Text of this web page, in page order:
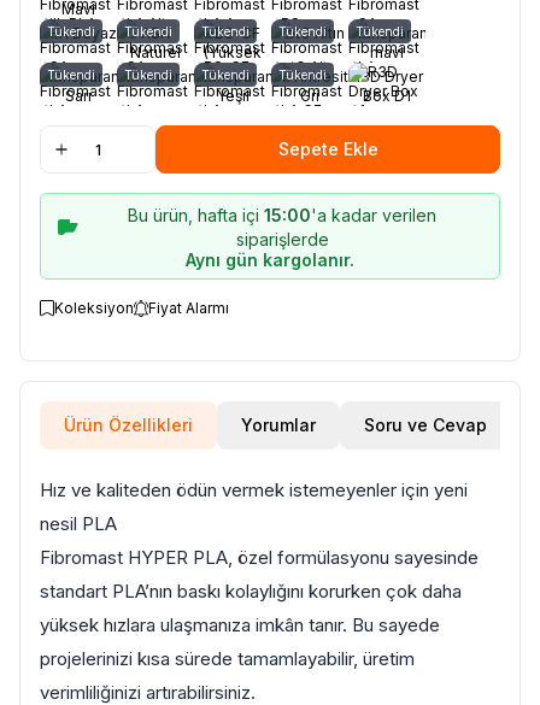
Mavi
Tükendi
ASA Beyaz Tükendi
ASA
Naturel
Tükendi
ABS-CF
(Yüksek
ısı)
Tükendi
PetG Altın Tükendi
Transparan
mavi
Tükendi
Transparan
Sarı
Tükendi
Transparan Tükendi
Transparan
Yeşil
Tükendi
CF Antresit
Gri
R3D Dryer
Box D1
Sepete Ekle
Bu ürün, hafta içi 15:00'a kadar verilen
siparişlerde
Aynı gün kargolanır.
Koleksiyon Fiyat Alarmı
Ürün Özellikleri Yorumlar Soru ve Cevap
Hız ve kaliteden ödün vermek istemeyenler için yeni
nesil PLA
Fibromast HYPER PLA, özel formülasyonu sayesinde
standart PLA’nın baskı kolaylığını korurken çok daha
yüksek hızlara ulaşmanıza imkân tanır. Bu sayede
projelerinizi kısa sürede tamamlayabilir, üretim
verimliliğinizi artırabilirsiniz.